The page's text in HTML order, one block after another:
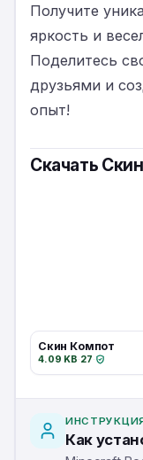
Получите
яркость и
Поделитесь
друзьями и
опыт!
Скачать
Скин Компот
4.09 KB·27·
Как